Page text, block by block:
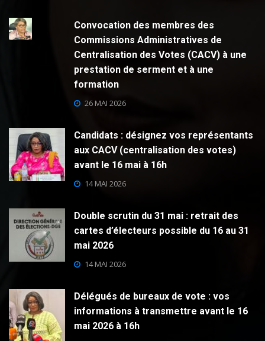
Convocation des membres des
Commissions Administratives de
Centralisation des Votes (CACV) à une
prestation de serment et à une
formation
26 MAI 2026
Candidats : désignez vos représentants
aux CACV (centralisation des votes)
avant le 16 mai à 16h
14 MAI 2026
Double scrutin du 31 mai : retrait des
cartes d’électeurs possible du 16 au 31
mai 2026
14 MAI 2026
Délégués de bureaux de vote : vos
informations à transmettre avant le 16
mai 2026 à 16h